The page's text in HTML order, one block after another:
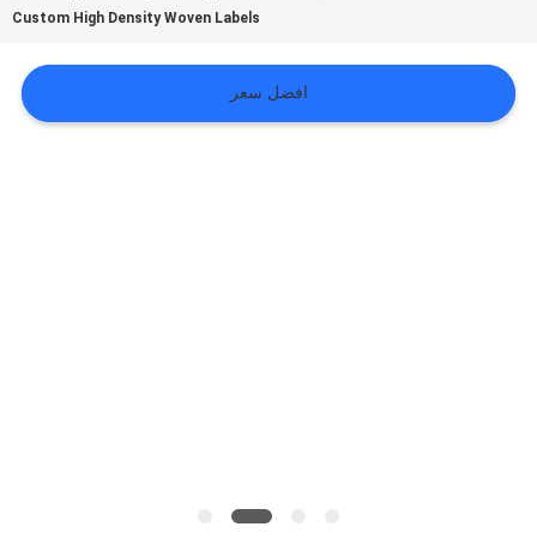
SHOW
Custom High Density Woven Labels
افضل سعر